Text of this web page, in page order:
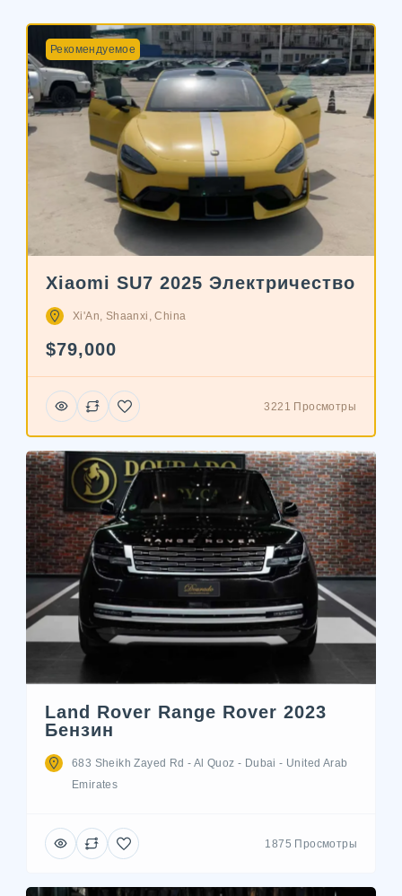
Рекомендуемое
Xiaomi SU7 2025 Электричество
Xi'An, Shaanxi, China
$79,000
3221 Просмотры
Land Rover Range Rover 2023
Бензин
683 Sheikh Zayed Rd - Al Quoz - Dubai - United Arab
Emirates
1875 Просмотры